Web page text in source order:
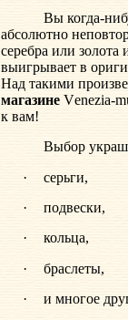
Вы когда-
абсолютно
серебра или золота
выигрывает в
Над такими
магазине Venezia-
к вам!
Выбор
·
серьги,
·
подвески,
·
кольца,
·
браслеты,
·
и многое